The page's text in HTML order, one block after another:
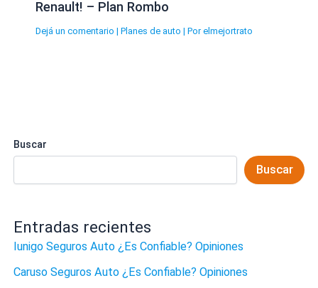
Renault! – Plan Rombo
Dejá un comentario | Planes de auto | Por elmejortrato
Buscar
Buscar
Entradas recientes
Iunigo Seguros Auto ¿Es Confiable? Opiniones
Caruso Seguros Auto ¿Es Confiable? Opiniones